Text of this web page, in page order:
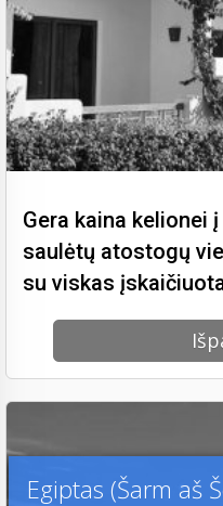
Gera kaina kelionei
saulėtų atostogų
su viskas
Egiptas (Šarm aš